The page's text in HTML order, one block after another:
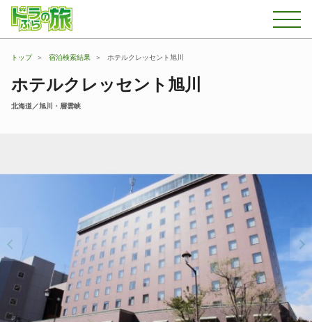
トップ 宿泊検索結果 ホテルクレッセント旭川
ホテルクレッセント旭川
北海道／旭川・層雲峡